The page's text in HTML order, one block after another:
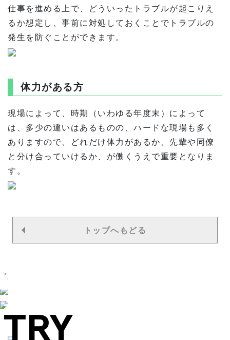
仕事を進める上で、どういったトラブルが起こりえ
るか想定し、事前に対処しておくことでトラブルの
発生を防ぐことができます。
体力がある方
現場によって、時期（いわゆる年度末）によって
は、多少の違いはあるものの、ハードな現場も多く
ありますので、どれだけ体力があるか、先輩や同僚
と分け合っていけるか、が働くうえで重要となりま
す。
トップへもどる
制度
れ
る